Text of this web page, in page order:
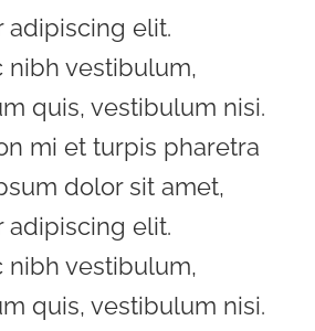
adipiscing elit.
nibh vestibulum,
quis, vestibulum nisi.
mi et turpis pharetra
dolor sit amet,
adipiscing elit.
nibh vestibulum,
quis, vestibulum nisi.